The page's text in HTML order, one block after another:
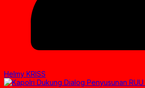
Helmy KRISS